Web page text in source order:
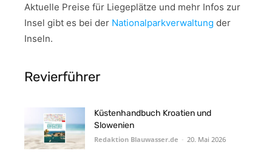
Aktuelle Preise für Liegeplätze und mehr Infos zur
Insel gibt es bei der Nationalparkverwaltung der
Inseln.
Revierführer
Küstenhandbuch Kroatien und
Slowenien
Redaktion Blauwasser.de - 20. Mai 2026